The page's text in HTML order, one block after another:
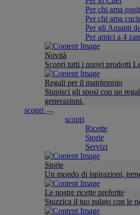
Per chi ama
Per chi ama
Per gli Amanti
Per amici a 4
Novità
Scopri tutti i nuovi prodotti
Regali per il matrimonio
Stupisci gli sposi con un
generazioni.
scopri
scopri
Ricette
Storie
Servizi
Storie
Un mondo di ispirazioni,
Le nostre ricette preferite
Stuzzica il tuo palato con le